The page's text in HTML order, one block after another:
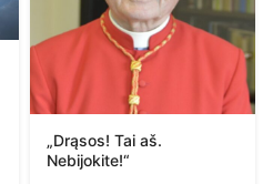
„Drąsos! Tai aš.
Nebijokite!“